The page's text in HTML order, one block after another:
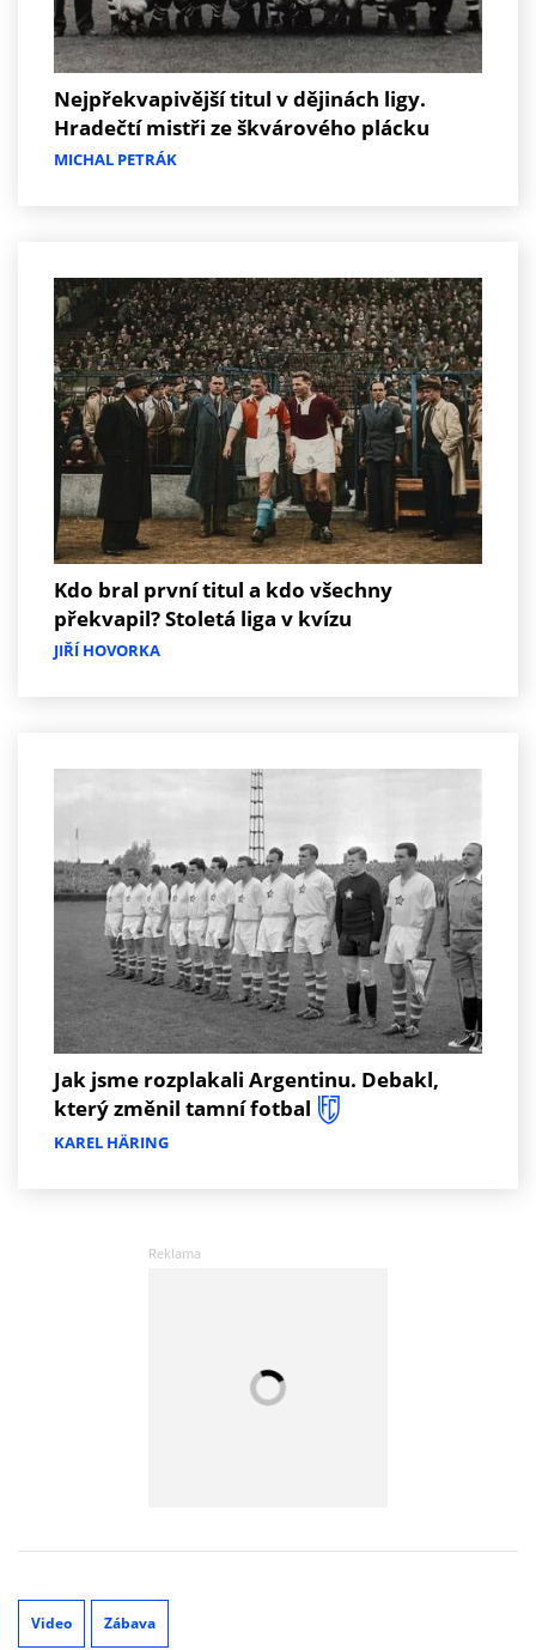
Nejpřekvapivější titul v dějinách ligy.
Hradečtí mistři ze škvárového plácku
MICHAL PETRÁK
Kdo bral první titul a kdo všechny
překvapil? Stoletá liga v kvízu
JIŘÍ HOVORKA
Jak jsme rozplakali Argentinu. Debakl,
který změnil tamní fotbal
KAREL HÄRING
Video Zábava